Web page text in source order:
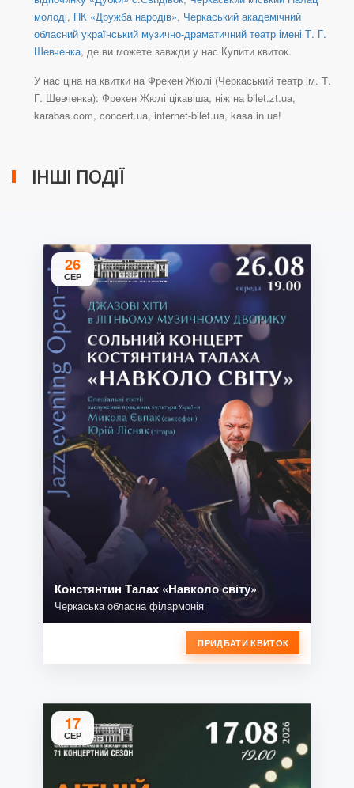
молоді, ПК «Дружба народів», Черкаський академічний
обласний український музично-драматичний театр імені Т. Г.
Шевченка, де ви можете завжди у нас Купити квиток.
У нас ціна на квитки на Фрекен Жюлі (Черкаський театр ім. Т.
Г. Шевченка): Фрекен Жюлі цікавіша, ніж на bilet.zt.ua,
karabas.com, concert.ua, internet-bilet.ua, kasa.in.ua!
ІНШІ ПОДІЇ
26
СЕР
Констянтин Талах «Навколо світу»
Черкаська обласна філармонія
ПРИДБАТИ КВИТОК
17
СЕР